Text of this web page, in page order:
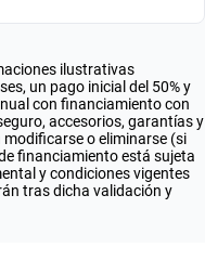
ilustrativas
un pago inicial del 50% y
con financiamiento con
accesorios, garantías y
o eliminarse (si
financiamiento está sujeta
y condiciones vigentes
tras dicha validación y